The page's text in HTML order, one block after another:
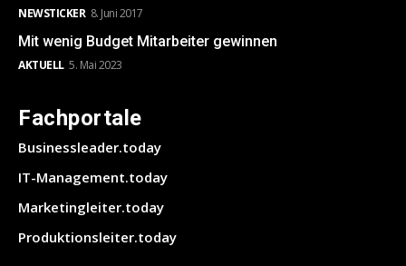
NEWSTICKER 8. Juni 2017
Mit wenig Budget Mitarbeiter gewinnen
AKTUELL 5. Mai 2023
Fachportale
Businessleader.today
IT-Management.today
Marketingleiter.today
Produktionsleiter.today